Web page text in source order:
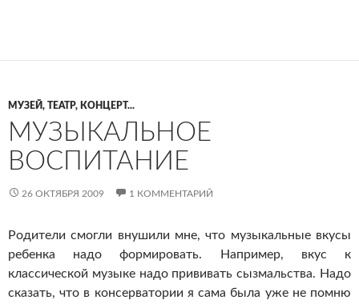
МУЗЕЙ, ТЕАТР, КОНЦЕРТ...
МУЗЫКАЛЬНОЕ
ВОСПИТАНИЕ
26 ОКТЯБРЯ 2009 1 КОММЕНТАРИЙ
Родители смогли внушили мне, что музыкальные вкусы
ребенка надо формировать. Например, вкус к
классической музыке надо прививать сызмальства. Надо
сказать, что в консерватории я сама была уже не помню